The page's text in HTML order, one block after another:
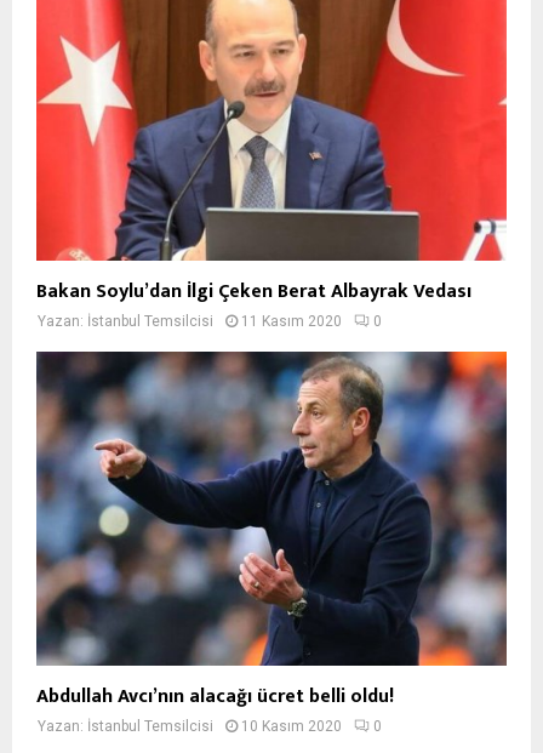
Bakan Soylu’dan İlgi Çeken Berat Albayrak Vedası
Yazan: İstanbul Temsilcisi 11 Kasım 2020 0
Abdullah Avcı’nın alacağı ücret belli oldu!
Yazan: İstanbul Temsilcisi 10 Kasım 2020 0